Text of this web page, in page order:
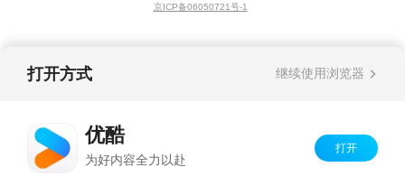
京ICP备06050721号-1
打开方式 继续使用浏览器
优酷
为好内容全力以赴
打开